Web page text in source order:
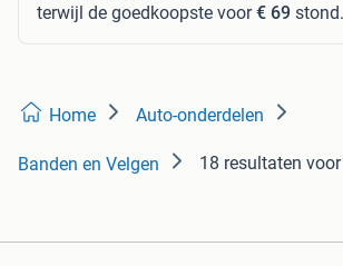
terwijl de goedkoopste voor€ 69 stond.
Home Auto-onderdelen
Banden en Velgen 18 resultaten